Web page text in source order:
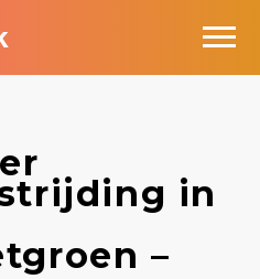
in
–
Sneek